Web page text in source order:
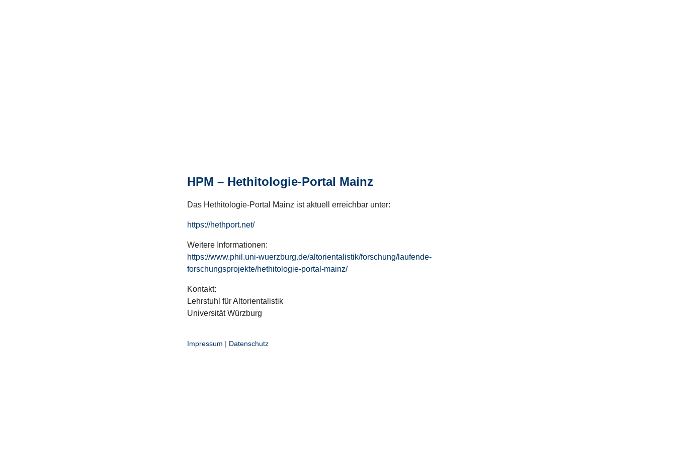
HPM – Hethitologie-Portal Mainz
Das Hethitologie-Portal Mainz ist aktuell erreichbar unter:
https://hethport.net/
Weitere Informationen:
https://www.phil.uni-wuerzburg.de/altorientalistik/forschung/laufende-
forschungsprojekte/hethitologie-portal-mainz/
Kontakt:
Lehrstuhl für Altorientalistik
Universität Würzburg
Impressum | Datenschutz